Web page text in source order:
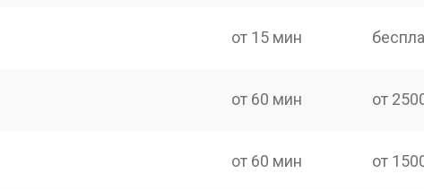
от 15 мин
от 60 мин от
от 60 мин от